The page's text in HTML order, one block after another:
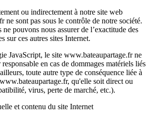
ou indirectement à notre site web
ne sont pas sous le contrôle de notre société.
ne pouvons nous assurer de l’exactitude des
sur ces autres sites Internet.
JavaScript, le site www.bateaupartage.fr ne
en cas de dommages matériels liés
toute autre type de conséquence liée à
qu'elle soit direct ou
virus, perte de marché, etc.).
et contenu du site Internet